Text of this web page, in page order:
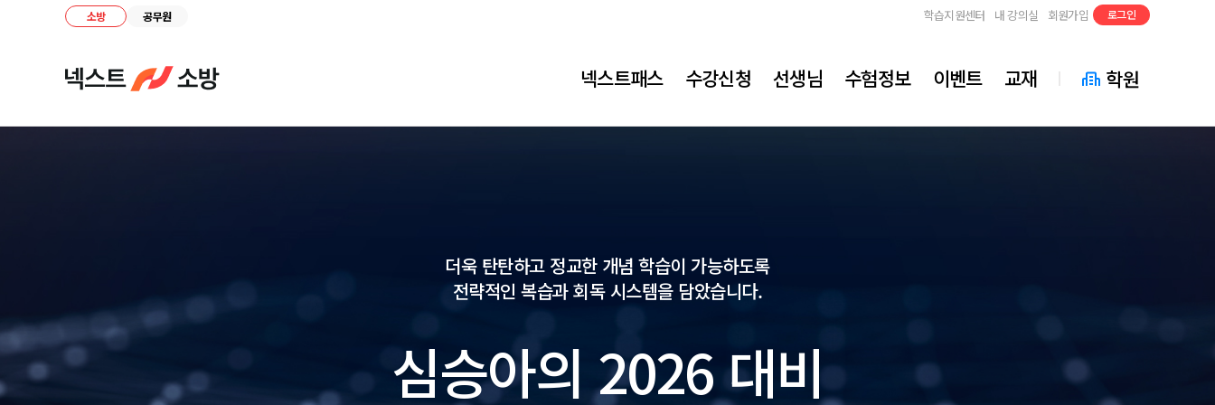
소방 공무원 학습지원센터 내 강의실 회원가입 로그인
메
가
메
넥스트패스 수강신청 선생님 수험정보 이벤트 교재 학원
더욱 탄탄하고 정교한 개념 학습이 가능하도록
전략적인 복습과 회독 시스템을 담았습니다.
심승아의 2026 대비